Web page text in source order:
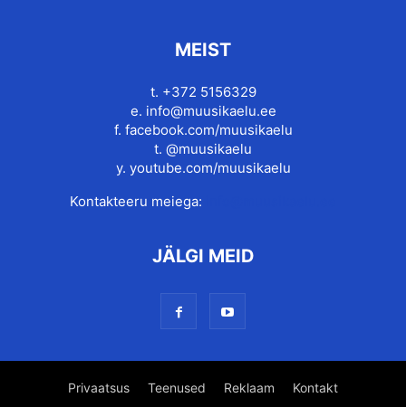
MEIST
t. +372 5156329
e. info@muusikaelu.ee
f. facebook.com/muusikaelu
t. @muusikaelu
y. youtube.com/muusikaelu
Kontakteeru meiega:
JÄLGI MEID
Privaatsus Teenused Reklaam Kontakt